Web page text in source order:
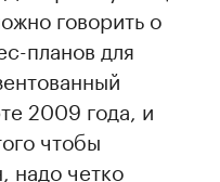
говорить о
планов для
2009 года, и
чтобы
надо четко